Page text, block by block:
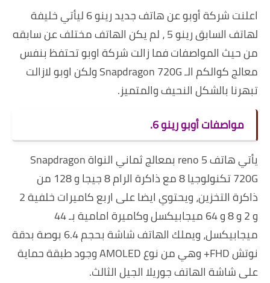
اعلنت شركة أوبو عن هاتف جديد رينو 6 ليأتي خليفة
لهاتف السابق رينو 5 ، لم يكن الهاتف مختلف عن سابقه
من حيث المواصفات فما زالت شركة اوبو تحتفظ بنفس
معالج كوالكم الـ Snapdragon 720G ولكن اوبو لازالت
تبهرنا بالشكل النحيف والمتميز.
مواصفات أوبو رينو 6.
يأتي هاتف reno 5 بمعالج ثماني النواة Snapdragon
720G تكنولوجيا 8 مع ذاكرة الرام 8 جيجا و 128 من
ذاكرة التخزين، ويحتوي ايضا على اربع كاميرات خلفية 2
و 2 و 8 و 64 ميجابيكسل وكاميرة امامية بـ 44
ميجابيكسل، ويملك الهاتف شاشة بحجم 6.4 بوصة بدقة
نوتش FHD+ وهي من نوع AMOLED وجود طبقة حماية
على شاشة الهاتف جوريلا الجيل الثالث.